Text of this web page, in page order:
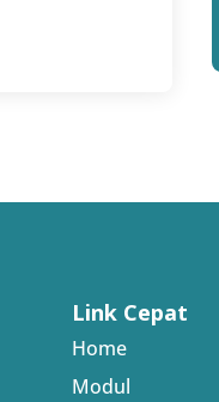
Link Cepat
Home
Modul